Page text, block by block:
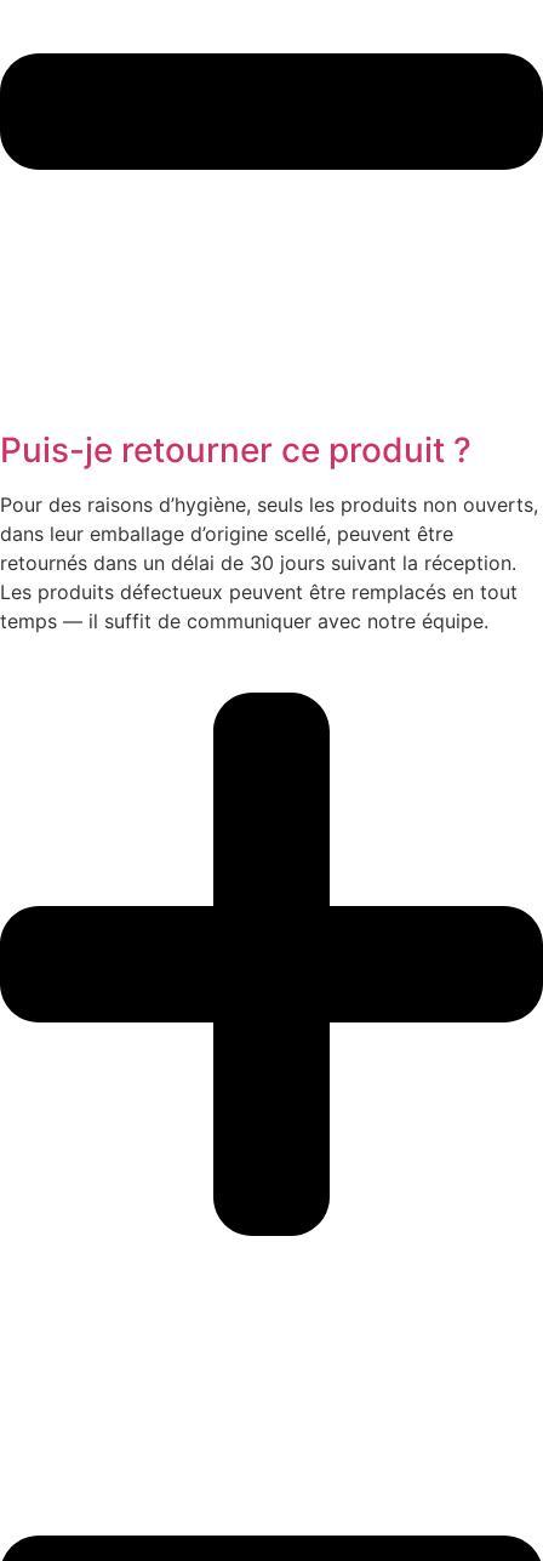
Puis-je retourner ce produit ?
Pour des raisons d’hygiène, seuls les produits non ouverts,
dans leur emballage d’origine scellé, peuvent être
retournés dans un délai de 30 jours suivant la réception.
Les produits défectueux peuvent être remplacés en tout
temps — il suffit de communiquer avec notre équipe.